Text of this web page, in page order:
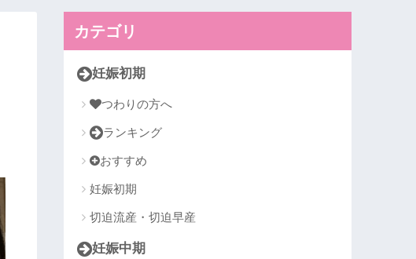
カテゴリ
妊娠初期
つわりの方へ
ランキング
おすすめ
妊娠初期
切迫流産・切迫早産
妊娠中期